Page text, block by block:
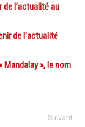
de l’actualité au
de l’actualité
Mandalay », le nom
Suivant